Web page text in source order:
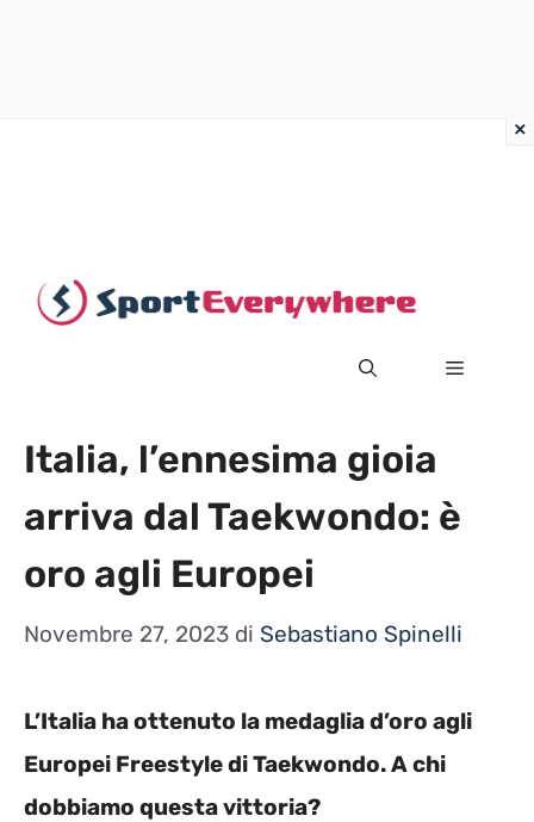
MENU
Italia, l’ennesima gioia
arriva dal Taekwondo: è
oro agli Europei
Novembre 27, 2023 di Sebastiano Spinelli
L’Italia ha ottenuto la medaglia d’oro agli
Europei Freestyle di Taekwondo. A chi
dobbiamo questa vittoria?